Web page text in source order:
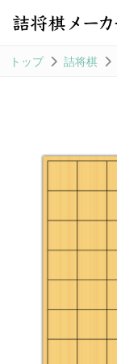
トップ 詰将棋